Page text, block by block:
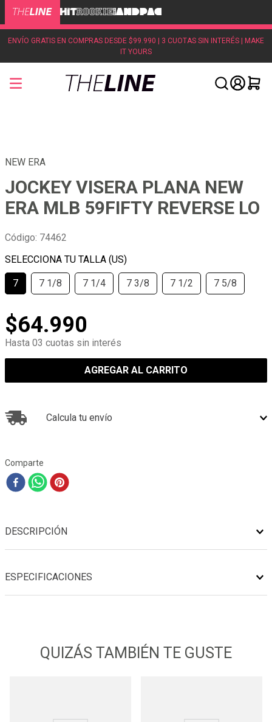
ENVÍO GRATIS EN COMPRAS DESDE $99.990 | 3 CUOTAS SIN INTERÉS | MAKE
IT YOURS
NEW ERA
JOCKEY VISERA PLANA NEW
ERA MLB 59FIFTY REVERSE LO
Código: 74462
7 7 1/8 7 1/4 7 3/8 7 1/2 7 5/8
$64.990
Hasta 03 cuotas sin interés
AGREGAR AL CARRITO
Calcula tu envío
Comparte
DESCRIPCIÓN
ESPECIFICACIONES
QUIZÁS TAMBIÉN TE GUSTE